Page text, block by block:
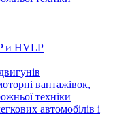
и HVLP
вантажівок,
техніки
автомобілів і